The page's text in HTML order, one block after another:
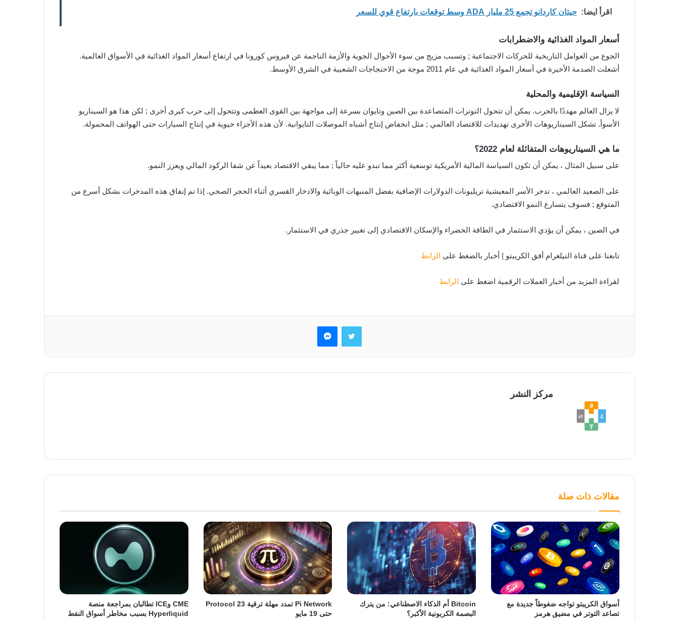
اقرأ ايضا: حيتان كاردانو تجمع 25 مليار ADA وسط توقعات بارتفاع قوي للسعر
أسعار المواد الغذائية والاضطرابات
الجوع من العوامل التاريخية للحركات الاجتماعية ; وتسبب مزيج من سوء الأحوال الجوية والأزمة الناجمة عن فيروس كورونا في ارتفاع أسعار المواد الغذائية في الأسواق العالمية.
أشعلت الصدمة الأخيرة في أسعار المواد الغذائية في عام 2011 موجة من الاحتجاجات الشعبية في الشرق الأوسط.
السياسة الإقليمية والمحلية
لا يزال العالم مهددًا بالحرب. يمكن أن تتحول التوترات المتصاعدة بين الصين وتايوان بسرعة إلى مواجهة بين القوى العظمى وتتحول إلى حرب كبرى أخرى ; لكن هذا هو السيناريو
الأسوأ. تشكل السيناريوهات الأخرى تهديدات للاقتصاد العالمي ; مثل انخفاض إنتاج أشباه الموصلات التايوانية. لأن هذه الأجزاء حيوية في إنتاج السيارات حتى الهواتف المحمولة.
ما هي السيناريوهات المتفائلة لعام 2022؟
على سبيل المثال ، يمكن أن تكون السياسة المالية الأمريكية توسعية أكثر مما تبدو عليه حالياً ; مما يبقي الاقتصاد بعيداً عن شفا الركود المالي ويعزز النمو.
على الصعيد العالمي ، تدخر الأسر المعيشية تريليونات الدولارات الإضافية بفضل المنبهات الوبائية والادخار القسري أثناء الحجر الصحي. إذا تم إنفاق هذه المدخرات بشكل أسرع من
المتوقع ; فسوف يتسارع النمو الاقتصادي.
في الصين ، يمكن أن يؤدي الاستثمار في الطاقة الخضراء والإسكان الاقتصادي إلى تغيير جذري في الاستثمار.
تابعنا على قناة التيلغرام أفق الكريبتو | أخبار بالضغط على الرابط
لقراءة المزيد من أخبار العملات الرقمية اضغط على الرابط
تويتر ماسنجر
مركز النشر
مقالات ذات صلة
أسواق الكريبتو تواجه ضغوطاً جديدة مع
تصاعد التوتر في مضيق هرمز
Bitcoin أم الذكاء الاصطناعي: من يترك
البصمة الكربونية الأكبر؟
Pi Network تمدد مهلة ترقية Protocol 23
حتى 19 مايو
CME وICE تطالبان بمراجعة منصة
Hyperliquid بسبب مخاطر أسواق النفط